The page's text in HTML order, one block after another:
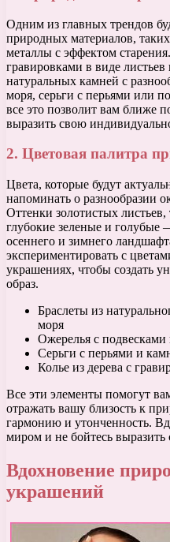
Одним из главных трендов
природных материалов,
металлы с эффектом
гравировками в виде
натуральных камней с
моря, серьги с перьями или
все это позволит вам ближе
выразить свою
2. Цветовая палитра
Цвета, которые будут
напоминать о разнообразии
Оттенки золотистых
глубокие зеленые и голубые
осеннего и зимнего
экспериментировать с
украшениях, чтобы создать
образ.
Браслеты из
моря
Ожерелья с
Серьги с перьями и
Колье из дерева с
Все эти элементы помогут
отражать вашу близость к
гармонию и утонченность.
миром и не бойтесь выразить
Вдохновение
украшений